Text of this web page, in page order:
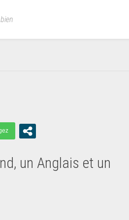
un Anglais et un